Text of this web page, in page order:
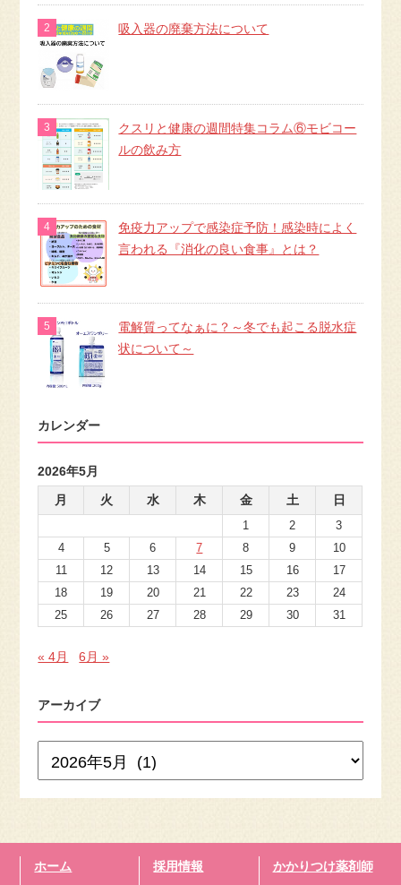
吸入器の廃棄方法について
クスリと健康の週間特集コラム⑥モビコー
ルの飲み方
免疫力アップで感染症予防！感染時によく
言われる『消化の良い食事』とは？
電解質ってなぁに？～冬でも起こる脱水症
状について～
カレンダー
2026年5月
月
火 水 木 金 土 日
1 2
3
4
5 6 7 8 9
10
11
12 13 14 15 16
17
18
19 20 21 22 23
24
25
26 27 28 29 30 31
« 4月 6月 »
アーカイブ
ホーム 採用情報 かかりつけ薬剤師